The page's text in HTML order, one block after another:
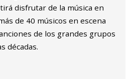
disfrutar de la música en
de 40 músicos en escena
de los grandes grupos
décadas.